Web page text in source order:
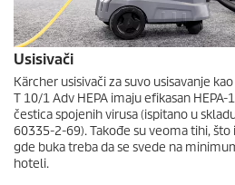
Usisivači
Kärcher usisivači za suvo usisavanje
T 10/1 Adv HEPA imaju efikasan
čestica spojenih virusa (ispitano u
60335-2-69). Takođe su veoma tihi,
gde buka treba da se svede na
hoteli.